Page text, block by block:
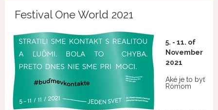
Festival One World 2021
5. - 11. of
November
2021
Aké je to byť
Rómom